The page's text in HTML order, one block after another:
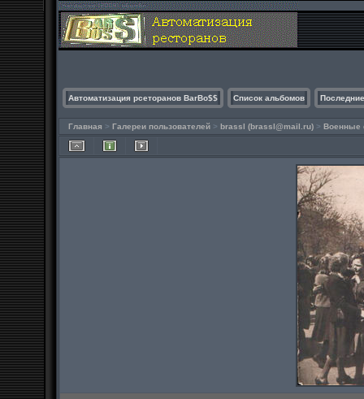
Автоматизация рсеторанов BarBo$$ Список альбомов
Главная > Галереи пользователей > brassl (brassl@mail.ru) > Военные